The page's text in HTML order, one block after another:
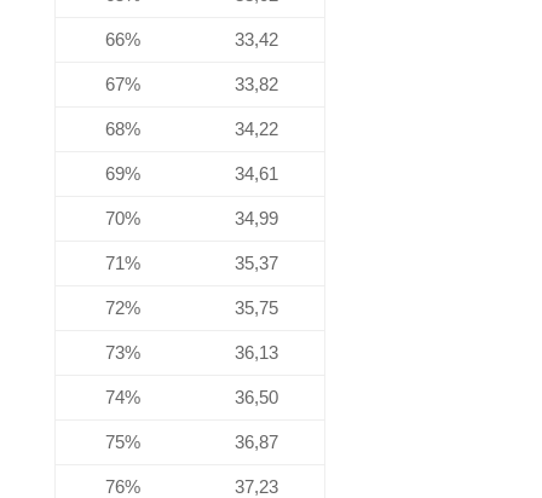
66% 33,42
67% 33,82
68% 34,22
69% 34,61
70% 34,99
71% 35,37
72% 35,75
73% 36,13
74% 36,50
75% 36,87
76% 37,23